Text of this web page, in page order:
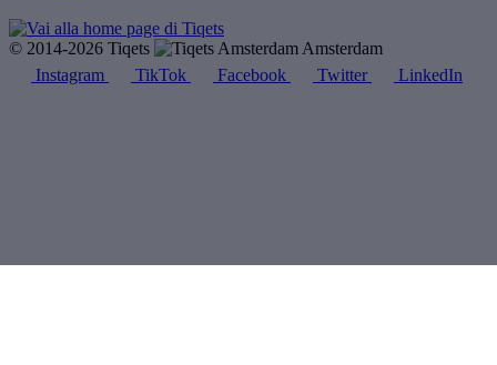
© 2014-2026 Tiqets
Amsterdam
Instagram
TikTok Facebook Twitter LinkedIn